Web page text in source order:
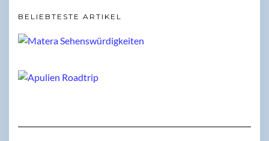
BELIEBTESTE ARTIKEL